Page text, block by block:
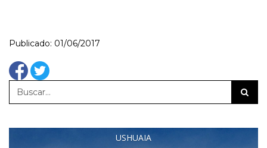
Publicado: 01/06/2017
USHUAIA